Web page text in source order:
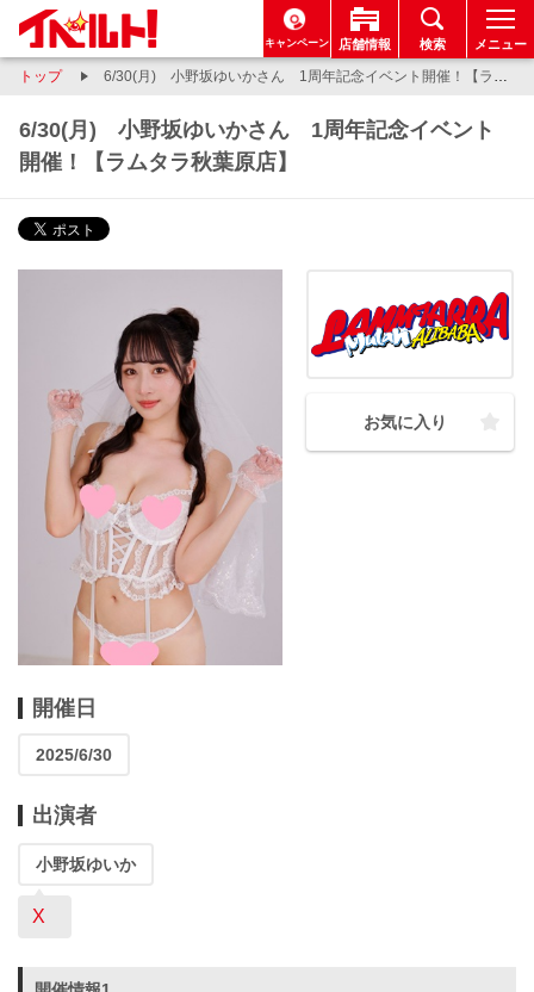
キャンペーン 店舗情報 検索 メニュー
トップ 6/30(月) 小野坂ゆいかさん 1周年記念イベント開催！【ラムタラ秋葉原店】
6/30(月) 小野坂ゆいかさん 1周年記念イベント
開催！【ラムタラ秋葉原店】
お気に入り
開催日
2025/6/30
出演者
小野坂ゆいか
X